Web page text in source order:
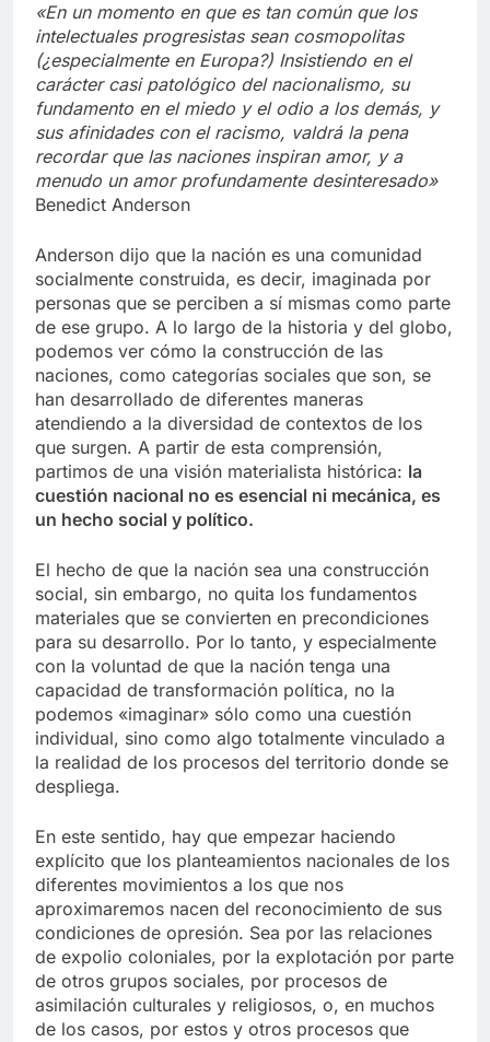
«En un momento en que es tan común que los
intelectuales progresistas sean cosmopolitas
(¿especialmente en Europa?) Insistiendo en el
carácter casi patológico del nacionalismo, su
fundamento en el miedo y el odio a los demás, y
sus afinidades con el racismo, valdrá la pena
recordar que las naciones inspiran amor, y a
menudo un amor profundamente desinteresado»
Benedict Anderson
Anderson dijo que la nación es una comunidad
socialmente construida, es decir, imaginada por
personas que se perciben a sí mismas como parte
de ese grupo. A lo largo de la historia y del globo,
podemos ver cómo la construcción de las
naciones, como categorías sociales que son, se
han desarrollado de diferentes maneras
atendiendo a la diversidad de contextos de los
que surgen. A partir de esta comprensión,
partimos de una visión materialista histórica: la
cuestión nacional no es esencial ni mecánica, es
un hecho social y político.
El hecho de que la nación sea una construcción
social, sin embargo, no quita los fundamentos
materiales que se convierten en precondiciones
para su desarrollo. Por lo tanto, y especialmente
con la voluntad de que la nación tenga una
capacidad de transformación política, no la
podemos «imaginar» sólo como una cuestión
individual, sino como algo totalmente vinculado a
la realidad de los procesos del territorio donde se
despliega.
En este sentido, hay que empezar haciendo
explícito que los planteamientos nacionales de los
diferentes movimientos a los que nos
aproximaremos nacen del reconocimiento de sus
condiciones de opresión. Sea por las relaciones
de expolio coloniales, por la explotación por parte
de otros grupos sociales, por procesos de
asimilación culturales y religiosos, o, en muchos
de los casos, por estos y otros procesos que